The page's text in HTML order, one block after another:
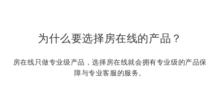
为什么要选择房在线的产品？
房在线只做专业级产品，选择房在线就会拥有专业级的产品保
障与专业客服的服务。